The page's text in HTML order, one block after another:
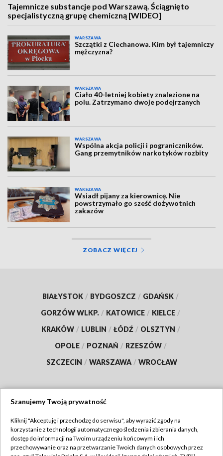
Tajemnicze substancje pod Warszawą. Ściągnięto
specjalistyczną grupę chemiczną [WIDEO]
WARSZAWA
Szczątki z Ciechanowa. Kim był tajemniczy
mężczyzna?
WARSZAWA
Ciało 40-letniej kobiety znalezione na
polu. Zatrzymano dwoje podejrzanych
WARSZAWA
Wspólna akcja policji i pograniczników.
Gang przemytników narkotyków rozbity
WARSZAWA
Wsiadł pijany za kierownicę. Nie
powstrzymało go sześć dożywotnich
zakazów
ZOBACZ WIĘCEJ
BIAŁYSTOK / BYDGOSZCZ / GDAŃSK /
GORZÓW WLKP. / KATOWICE / KIELCE /
KRAKÓW / LUBLIN / ŁÓDŹ / OLSZTYN /
OPOLE / POZNAŃ / RZESZÓW /
SZCZECIN / WARSZAWA / WROCŁAW
TVP
Abonament TVP
Regulamin TVP
Szanujemy Twoją prywatność
Kliknij "Akceptuję i przechodzę do serwisu", aby wyrazić zgody na
korzystanie z technologii automatycznego śledzenia i zbierania danych,
dostęp do informacji na Twoim urządzeniu końcowym i ich
przechowywanie oraz na przetwarzanie Twoich danych osobowych przez